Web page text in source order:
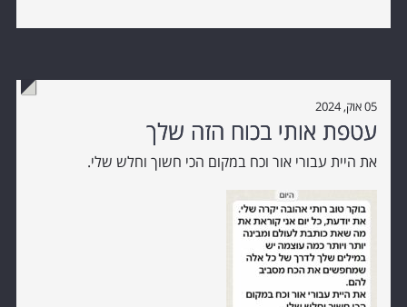
05 אוק, 2024
עטפת אותי בכוח הזה שלך
את היית עבורי אור וכח במקום הכי חשוך וחלש שלי.